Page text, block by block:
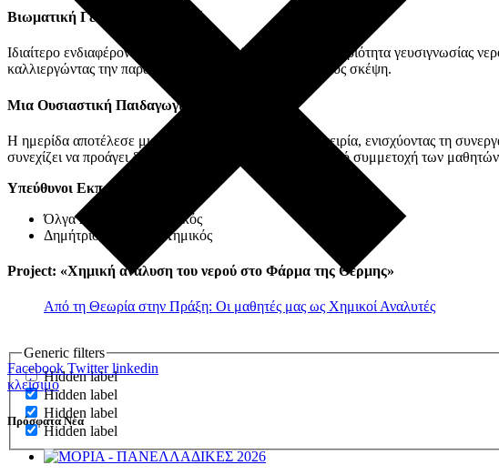
Generic filters
Hidden label
Hidden label
Hidden label
Hidden label
Βιωματική Γευσιγνωσία Νερού
Ιδιαίτερο ενδιαφέρον παρουσίασε και η βιωματική δραστηριότητα γευσιγνωσίας
καλλιεργώντας την παρατηρητικότητα και την κριτική τους σκέψη.
Μια Ουσιαστική Παιδαγωγική Εμπειρία
Η ημερίδα αποτέλεσε μια ουσιαστική παιδαγωγική εμπειρία, ενισχύοντας τη
συνεχίζει να προάγει δράσεις που ενθαρρύνουν την ενεργό συμμετοχή των
Υπεύθυνοι Εκπαιδευτικοί
Όλγα Σταμπουλή, Χημικός
Δημήτριος Σιάπκας, Χημικός
Project: «Χημική ανάλυση του νερού στο Φάρμα της Θέρμης»
Από τη Θεωρία στην Πράξη: Οι μαθητές μας ως Χημικοί Αναλυτές
Facebook Twitter linkedin
κλείσιμο
Πρόσφατα Νέα